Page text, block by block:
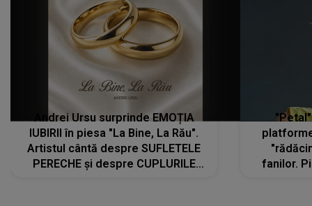
IUBIRII în piesa "La Bine, La Rău".
Artistul cântă despre SUFLETELE
PERECHE și despre CUPLURILE
care aleg să meargă împreună pe
același drum, INDIFERENT DE CE LE
REZERVĂ VIAȚA